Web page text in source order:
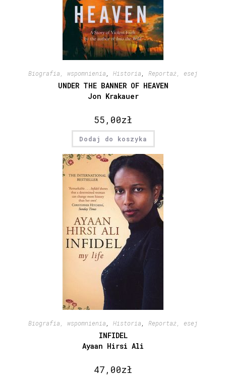
Biografia, wspomnienia Historia Reportaż, esej
UNDER THE BANNER OF HEAVEN
Jon Krakauer
55,00zł
Dodaj do koszyka
Biografia, wspomnienia Historia Reportaż, esej
INFIDEL
Ayaan Hirsi Ali
47,00zł